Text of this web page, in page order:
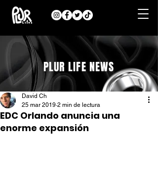
PLUR LIFE NEWS
EDC Orlando anuncia una
enorme expansión
David Ch
25 mar 2019 2 min de lectura